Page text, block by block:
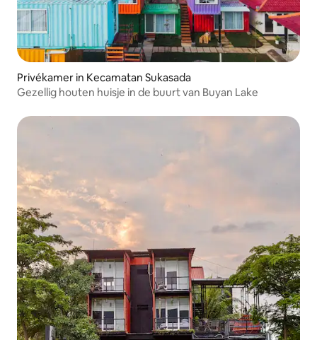
Privékamer in Kecamatan Sukasada
Gezellig houten huisje in de buurt van Buyan Lake